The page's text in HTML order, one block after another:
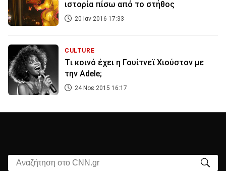
ιστορία πίσω από το στήθος
20 Ιαν 2016 17:33
CULTURE
Tι κοινό έχει η Γουίτνεϊ Χιούστον με
την Adele;
24 Νοε 2015 16:17
Αναζήτηση στο CNN.gr